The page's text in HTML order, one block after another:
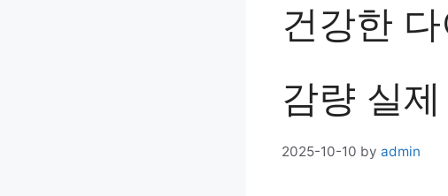
건강한
감량 실
2025-10-10 by admin